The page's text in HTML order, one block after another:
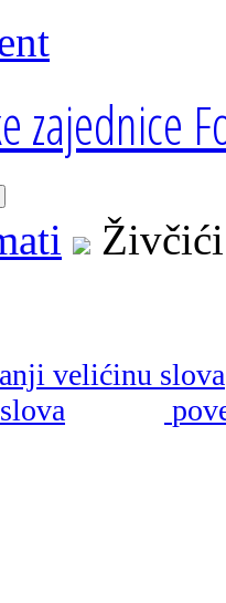
zajednice
Živčići
velićinu slova